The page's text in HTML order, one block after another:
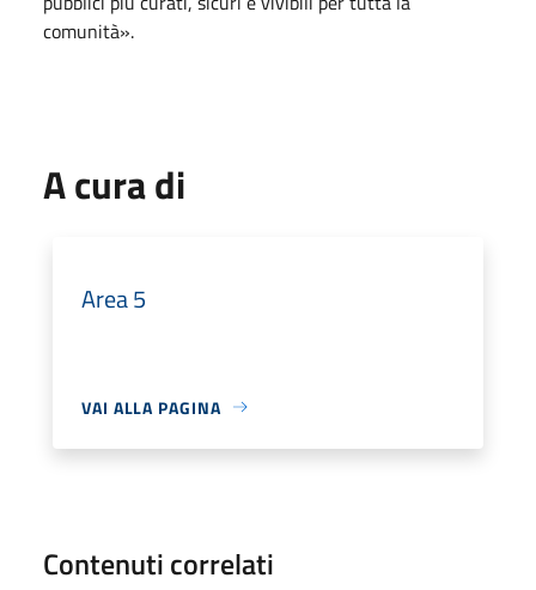
comunità».
A cura di
Area 5
VAI ALLA PAGINA
Contenuti correlati